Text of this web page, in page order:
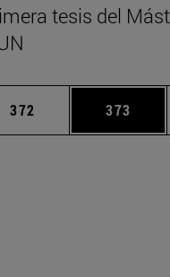
tesis del
Use TAB para
Página
372 Página
373